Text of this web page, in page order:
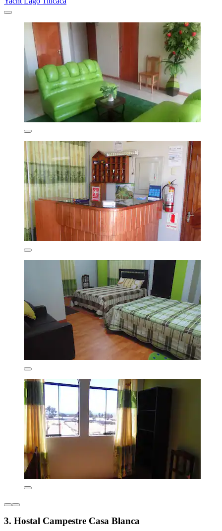
3. Hostal Campestre Casa Blanca